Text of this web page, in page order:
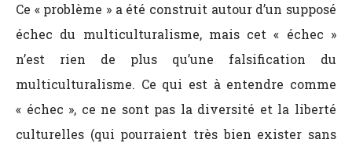
Ce « problème » a été construit autour d’un supposé
échec du multiculturalisme, mais cet « échec »
n’est rien de plus qu’une falsification du
multiculturalisme. Ce qui est à entendre comme
« échec », ce ne sont pas la diversité et la liberté
culturelles (qui pourraient très bien exister sans